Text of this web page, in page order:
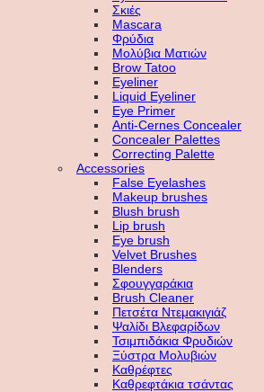
Σκιές
Mascara
Φρύδια
Μολύβια Ματιών
Brow Tatoo
Eyeliner
Liquid Eyeliner
Eye Primer
Anti-Cernes Concealer
Concealer Palettes
Correcting Palette
Accessories
False Eyelashes
Makeup brushes
Blush brush
Lip brush
Eye brush
Velvet Brushes
Blenders
Σφουγγαράκια
Brush Cleaner
Πετσέτα Ντεμακιγιάζ
Ψαλίδι Βλεφαρίδων
Τσιμπιδάκια Φρυδιών
Ξύστρα Μολυβιών
Καθρέφτες
Καθρεφτάκια τσάντας